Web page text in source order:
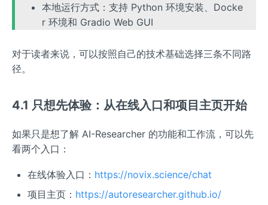
本地运行方式：支持 Python 环境安装、Docke
r 环境和 Gradio Web GUI
对于读者来说，可以按照自己的技术基础选择三条不同路
径。
4.1 只想先体验：从在线入口和项目主页开始
如果只是想了解 AI-Researcher 的功能和工作流，可以先
看两个入口：
在线体验入口： https://novix.science/chat
项目主页： https://autoresearcher.github.io/